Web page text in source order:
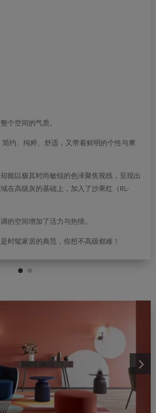
个空间的气质。
简约、纯粹、舒适，又带着鲜明的个性与摩
能以极其时尚敏锐的色泽聚焦视线，呈现出
在高级灰的基础上，加入了沙果红（RL-
的空间增加了活力与热情。
时髦家居的典范，你想不高级都难！